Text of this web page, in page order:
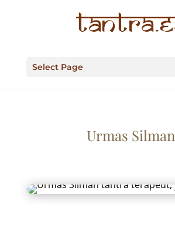
Select Page
Urmas Silman